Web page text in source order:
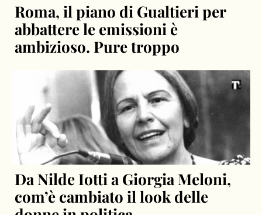
Roma, il piano di Gualtieri per
abbattere le emissioni è
ambizioso. Pure troppo
Da Nilde Iotti a Giorgia Meloni,
com’è cambiato il look delle